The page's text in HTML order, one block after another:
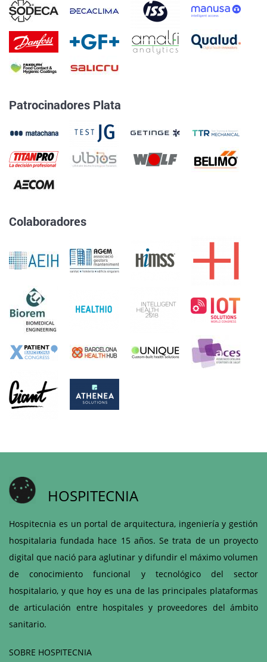
Patrocinadores Plata
Colaboradores
HOSPITECNIA
Hospitecnia es un portal de arquitectura, ingeniería y gestión
hospitalaria fundada hace 15 años. Se trata de un proyecto
digital que nació para aglutinar y difundir el máximo volumen
de conocimiento funcional y tecnológico del sector
hospitalario, y que hoy es una de las principales plataformas
de articulación entre hospitales y proveedores del ámbito
sanitario.
SOBRE HOSPITECNIA